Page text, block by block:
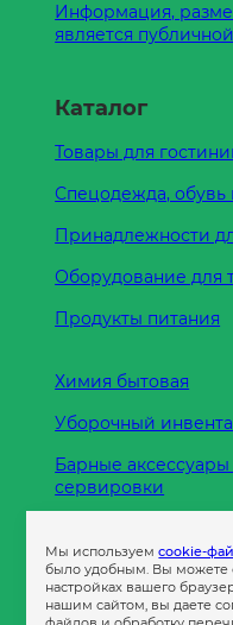
Информация,
является
Каталог
Товары для
Спецодежда, обувь
Принадлежности
Оборудование для
Продукты питания
Химия бытовая
Уборочный
Барные
сервировки
Пленка
Мы используемcookie-
было удобным. Вы можете
настройках вашего
нашим сайтом, вы даете